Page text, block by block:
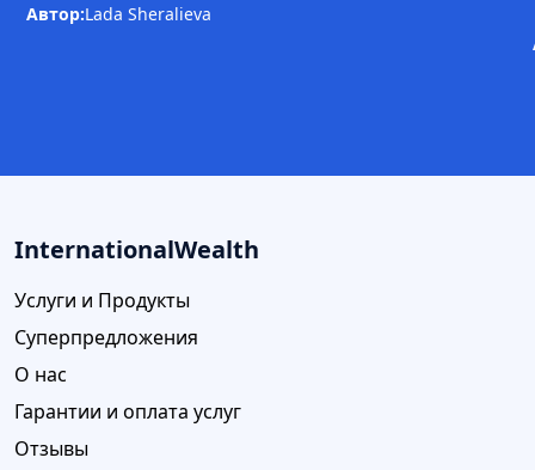
Автор:Lada Sheralieva
InternationalWealth
Услуги и Продукты
Суперпредложения
О нас
Гарантии и оплата услуг
Отзывы